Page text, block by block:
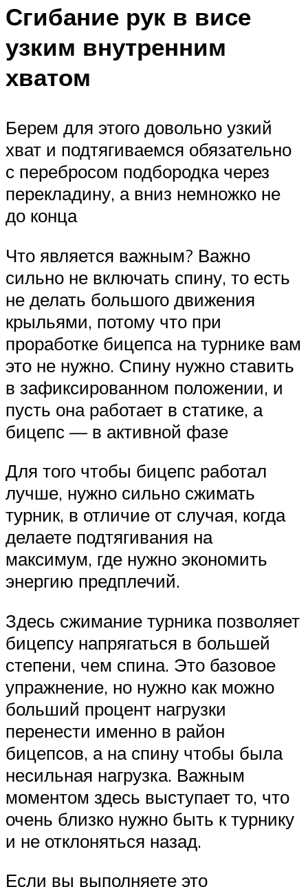
Сгибание рук в висе
узким внутренним
хватом
Берем для этого довольно узкий
хват и подтягиваемся обязательно
с перебросом подбородка через
перекладину, а вниз немножко не
до конца
Что является важным? Важно
сильно не включать спину, то есть
не делать большого движения
крыльями, потому что при
проработке бицепса на турнике вам
это не нужно. Спину нужно ставить
в зафиксированном положении, и
пусть она работает в статике, а
бицепс — в активной фазе
Для того чтобы бицепс работал
лучше, нужно сильно сжимать
турник, в отличие от случая, когда
делаете подтягивания на
максимум, где нужно экономить
энергию предплечий.
Здесь сжимание турника позволяет
бицепсу напрягаться в большей
степени, чем спина. Это базовое
упражнение, но нужно как можно
больший процент нагрузки
перенести именно в район
бицепсов, а на спину чтобы была
несильная нагрузка. Важным
моментом здесь выступает то, что
очень близко нужно быть к турнику
и не отклоняться назад.
Если вы выполняете это